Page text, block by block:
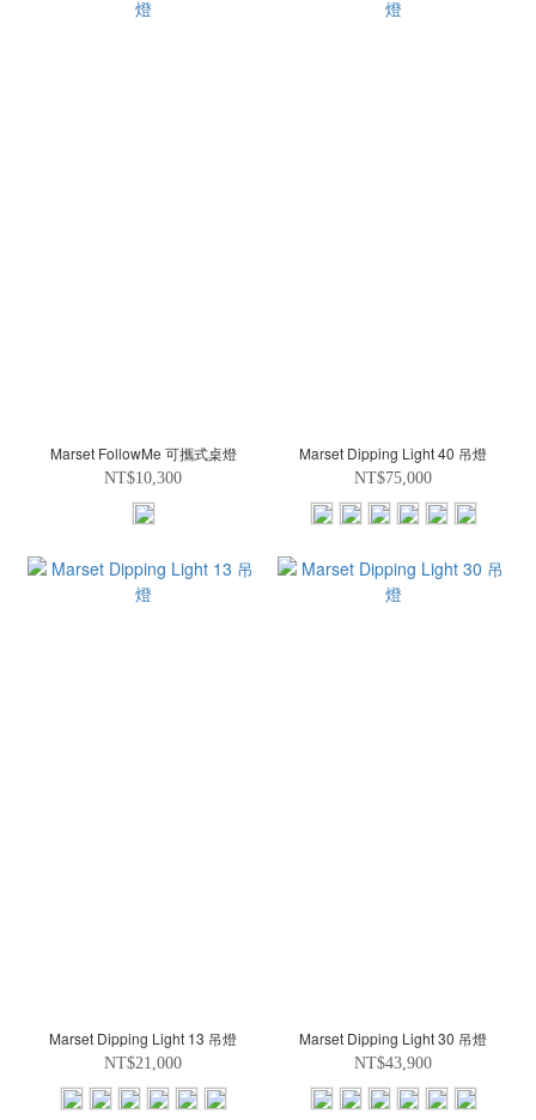
Marset FollowMe 可攜式桌燈
NT$10,300
Marset Dipping Light 40 吊燈
NT$75,000
Marset Dipping Light 13 吊燈
NT$21,000
Marset Dipping Light 30 吊燈
NT$43,900